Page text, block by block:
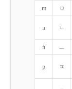
m ㅁ
n ㄴ
ń ㅡ
p ㅍ